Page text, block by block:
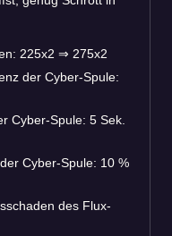
225x2 ⇒ 275x2
der Cyber-Spule:
Cyber-Spule: 5 Sek.
Cyber-Spule: 10 %
des Flux-